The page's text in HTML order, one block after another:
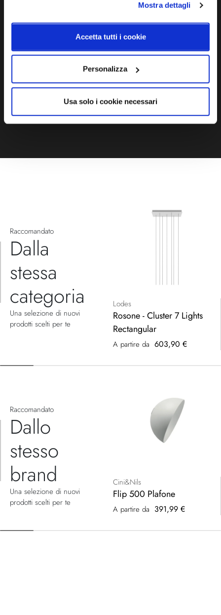
Mostra dettagli
Accetta tutti i cookie
Personalizza
Usa solo i cookie necessari
Ti servono maggiori informazioni?
Contattaci via Chat, via telefono allo + 39 039 9909099 oppure
compila il modulo
EMAIL WHATSAPP
TELEFONO MODULO CONTATTI
Raccomandato
Dalla
stessa
categoria
Una selezione di nuovi
prodotti scelti per te
Lodes
Rosone - Cluster 7 Lights
Rectangular
A partire da 603,90 €
Raccomandato
Dallo
stesso
brand
Una selezione di nuovi
prodotti scelti per te
Cini&Nils
Flip 500 Plafone
A partire da 391,99 €